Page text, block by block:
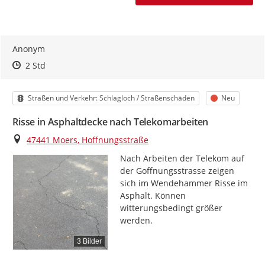
Anonym
Zeitpunkt des Erstellens
Zeitpunkt des Erstellens
2 StdZur Äußerung
Kategorie
Straßen und Verkehr: Schlagloch / Straßenschäden Status
Neu
Risse in Asphaltdecke nach Telekomarbeiten
Ort
47441 Moers, Hoffnungsstraße
3 Bilder
Nach Arbeiten der Telekom auf
der Goffnungsstrasse zeigen
sich im Wendehammer Risse im
Asphalt. Können
witterungsbedingt größer
werden.